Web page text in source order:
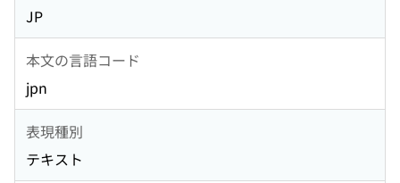
JP
本文の言語コード
jpn
表現種別
テキスト